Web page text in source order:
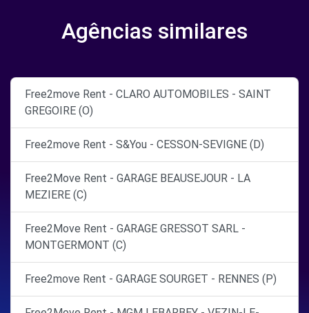
Agências similares
Free2move Rent - CLARO AUTOMOBILES - SAINT
GREGOIRE (O)
Free2move Rent - S&You - CESSON-SEVIGNE (D)
Free2Move Rent - GARAGE BEAUSEJOUR - LA
MEZIERE (C)
Free2Move Rent - GARAGE GRESSOT SARL -
MONTGERMONT (C)
Free2move Rent - GARAGE SOURGET - RENNES (P)